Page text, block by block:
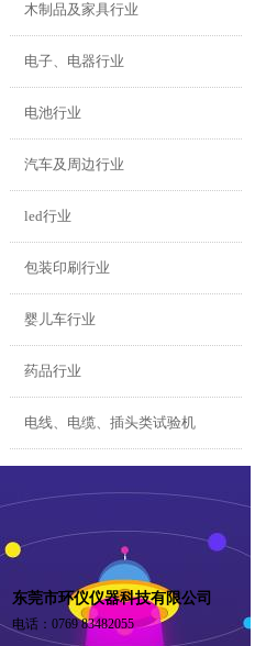
木制品及家具行业
电子、电器行业
电池行业
汽车及周边行业
led行业
包装印刷行业
婴儿车行业
药品行业
电线、电缆、插头类试验机
东莞市环仪仪器科技有限公司
电话：0769 83482055